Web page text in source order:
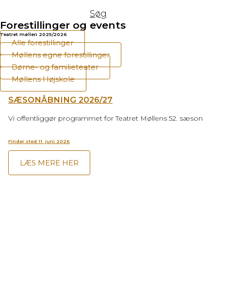
Søg
Forestillinger og events
Teatret møllen 2025/2026
Alle forestillinger
Møllens egne forestillinger
Børne- og familieteater
Møllens Højskole
SÆSONÅBNING 2026/27
Vi offentliggør programmet for Teatret Møllens 52. sæson
Finder sted 11. juni 2026
LÆS MERE HER